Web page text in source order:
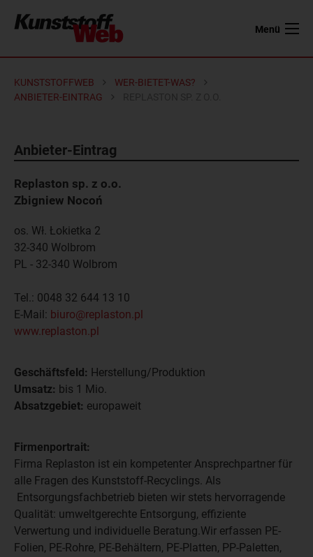
Menü
KUNSTSTOFFWEB
WER-BIETET-WAS?
ANBIETER-EINTRAG
Anbieter-Eintrag
Replaston sp. z o.o.
Zbigniew Nocoń
os. Wł. Łokietka 2
32-340 Wolbrom
PL - 32-340 Wolbrom
Tel.: 0048 32 644 13 10
E-Mail: biuro@replaston.pl
www.replaston.pl
Geschäftsfeld: Herstellung/Produktion
Umsatz: bis 1 Mio.
Absatzgebiet: europaweit
Firmenportrait:
Firma Replaston ist ein kompetenter Ansprechpartner für
alle Fragen des Kunststoff-Recyclings. Als
Entsorgungsfachbetrieb bieten wir stets hervorragende
Qualität: umweltgerechte Entsorgung, effiziente
Verwertung und individuelle Beratung.Wir erfassen PE-
Folien, PE-Rohre, PE-Behältern, PE-Platten, PP-Paletten,